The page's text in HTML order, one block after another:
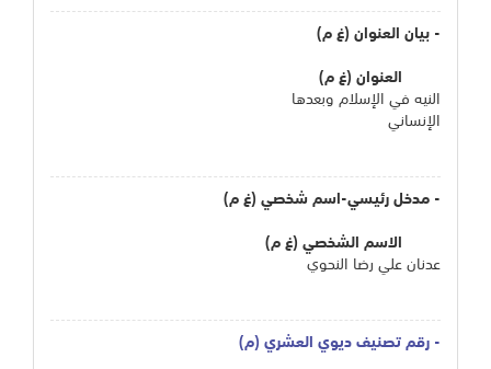
- بيان العنوان (غ م)
العنوان (غ م)
النيه في الإسلام وبعدها
الإنساني
- مدخل رئيسي-اسم شخصي (غ م)
الاسم الشخصي (غ م)
عدنان علي رضا النحوي
- رقم تصنيف ديوي العشري (م)